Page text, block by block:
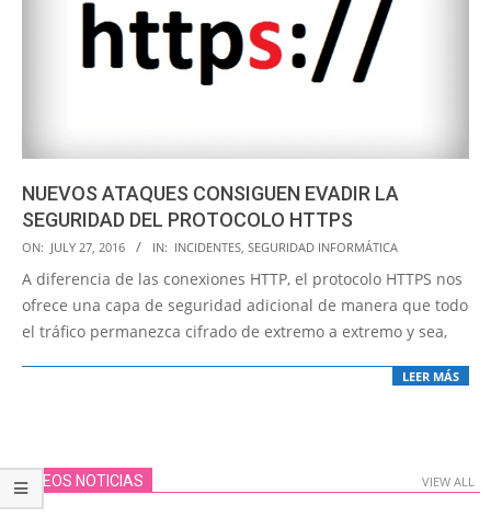
NUEVOS ATAQUES CONSIGUEN EVADIR LA
SEGURIDAD DEL PROTOCOLO HTTPS
2016-
07-
27
ON: JULY 27, 2016 IN: INCIDENTES SEGURIDAD INFORMÁTICA
A diferencia de las conexiones HTTP, el protocolo HTTPS nos
ofrece una capa de seguridad adicional de manera que todo
el tráfico permanezca cifrado de extremo a extremo y sea,
LEER MÁS
VIDEOS NOTICIAS VIEW ALL